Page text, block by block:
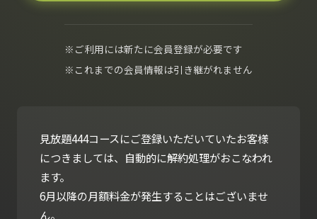
※ご利用には新たに会員登録が必要です
※これまでの会員情報は引き継がれません
見放題444コースにご登録いただいていたお客様
につきましては、自動的に解約処理がおこなわれ
ます。
6月以降の月額料金が発生することはございませ
ん。